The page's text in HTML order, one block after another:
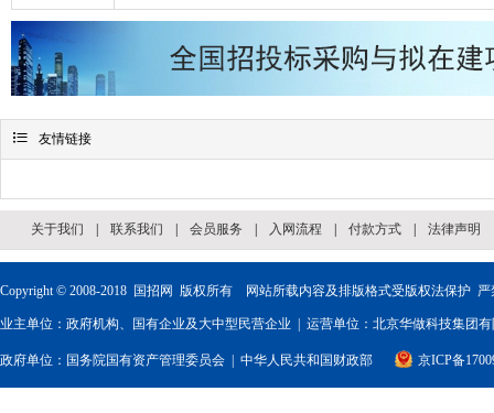
 友情链接
关于我们 联系我们 会员服务 入网流程 付款方式 法律声明
Copyright © 2008-2018 国招网 版权所有 网站所载内容及排版格式受版权法保护 严
业主单位：政府机构、国有企业及大中型民营企业 | 运营单位：北京华做科技集团
政府单位： 国务院国有资产管理委员会 中华人民共和国财政部 京ICP备